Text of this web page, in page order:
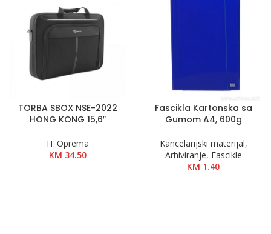
TORBA SBOX NSE-2022
HONG KONG 15,6″
IT Oprema
KM 34.50
Fascikla Kartonska sa
Gumom A4, 600g
Kancelarijski materijal,
Arhiviranje, Fascikle
KM 1.40